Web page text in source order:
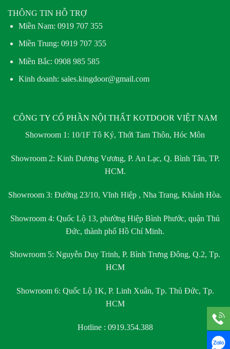
THÔNG TIN HỖ TRỢ
Miền Nam: 0919 707 355
Miền Trung: 0919 707 355
Miền Bắc: 0908 985 585
Kinh doanh: sales.kingdoor@gmail.com
CÔNG TY CỔ PHẦN NỘI THẤT KOTDOOR VIỆT NAM
Showroom 1: 10/1F Tô Ký, Thới Tam Thôn, Hóc Môn
Showroom 2: Kinh Dương Vương, P. An Lạc, Q. Bình Tân, TP.
HCM.
Showroom 3: Đường 23/10, Vĩnh Hiệp , Nha Trang, Khánh Hòa.
Showroom 4: Quốc Lộ 13, phường Hiệp Bình Phước, quận Thủ
Đức, thành phố Hồ Chí Minh.
Showroom 5: Nguyễn Duy Trinh, P. Bình Trưng Đông, Q.2, Tp.
HCM
Showroom 6: Quốc Lộ 1K, P. Linh Xuân, Tp. Thủ Đức, Tp.
HCM
Hotline : 0919.354.388